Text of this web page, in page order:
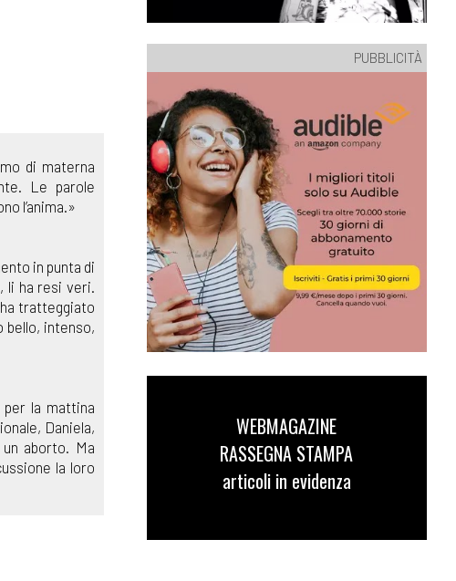
di materna
Le parole
l’anima.»
in punta di
li ha resi veri.
tratteggiato
bello, intenso,
per la mattina
Daniela,
aborto. Ma
la loro
PUBBLICITÀ
WEBMAGAZINE
RASSEGNA STAMPA
articoli in evidenza